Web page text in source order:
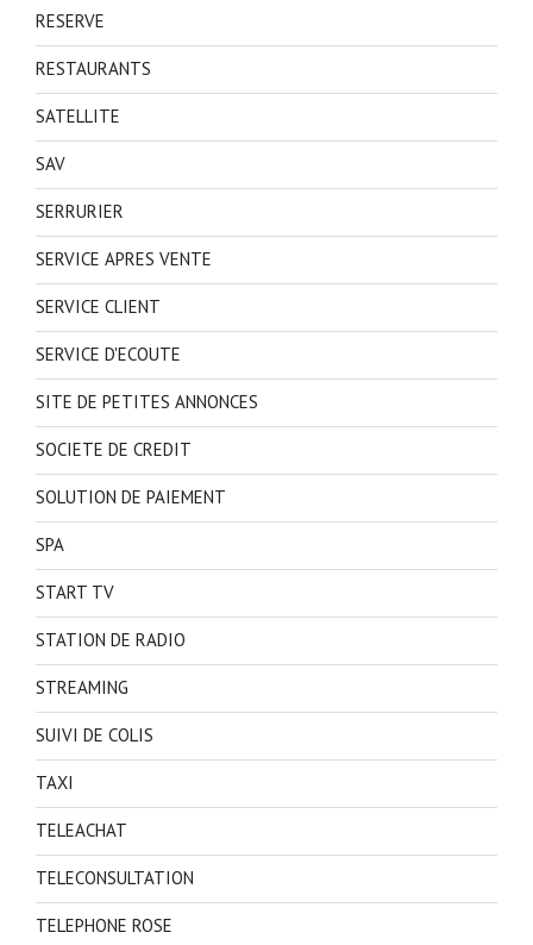
RESERVE
RESTAURANTS
SATELLITE
SAV
SERRURIER
SERVICE APRES VENTE
SERVICE CLIENT
SERVICE D'ECOUTE
SITE DE PETITES ANNONCES
SOCIETE DE CREDIT
SOLUTION DE PAIEMENT
SPA
START TV
STATION DE RADIO
STREAMING
SUIVI DE COLIS
TAXI
TELEACHAT
TELECONSULTATION
TELEPHONE ROSE